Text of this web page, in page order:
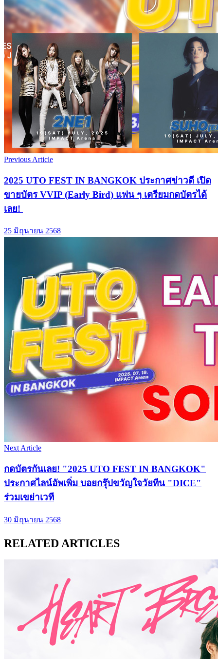
Previous Article
2025 UTO FEST IN BANGKOK ประกาศข่าวดี เปิด
ขายบัตร VVIP (Early Bird) แฟน ๆ เตรียมกดบัตรได้
เลย!
25 มิถุนายน 2568
Next Article
กดบัตรกันเลย! "2025 UTO FEST IN BANGKOK"
ประกาศไลน์​อัพเพิ่ม บอยกรุ๊ปขวัญใจ​วัยทีน "DICE"
ร่วมเขย่าเวที
30 มิถุนายน 2568
RELATED ARTICLES